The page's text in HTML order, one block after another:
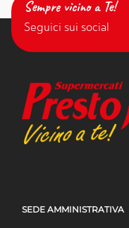
Sempre vicino a Te!
Seguici sui social
SEDE AMMINISTRATIVA